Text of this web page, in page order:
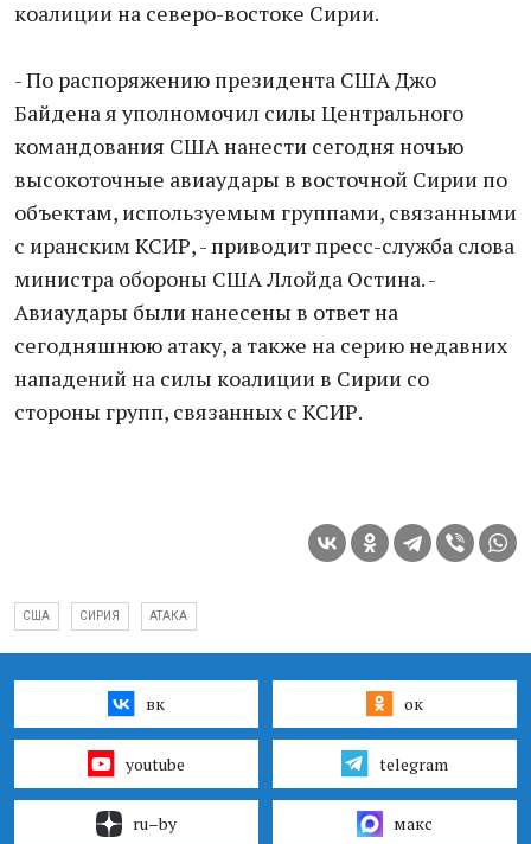
коалиции на северо-востоке Сирии.
- По распоряжению президента США Джо
Байдена я уполномочил силы Центрального
командования США нанести сегодня ночью
высокоточные авиаудары в восточной Сирии по
объектам, используемым группами, связанными
с иранским КСИР, - приводит пресс-служба слова
министра обороны США Ллойда Остина. -
Авиаудары были нанесены в ответ на
сегодняшнюю атаку, а также на серию недавних
нападений на силы коалиции в Сирии со
стороны групп, связанных с КСИР.
США СИРИЯ АТАКА
вк ок
youtube telegram
ru–by макс